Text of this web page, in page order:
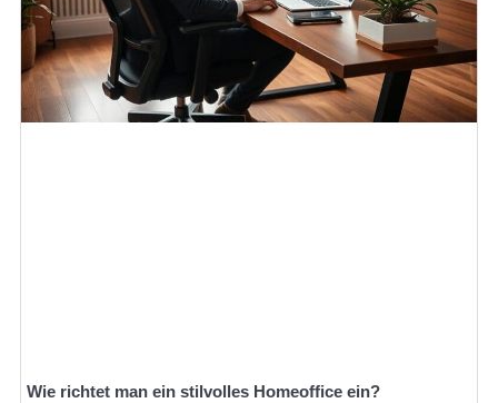
Wie richtet man ein stilvolles Homeoffice ein?